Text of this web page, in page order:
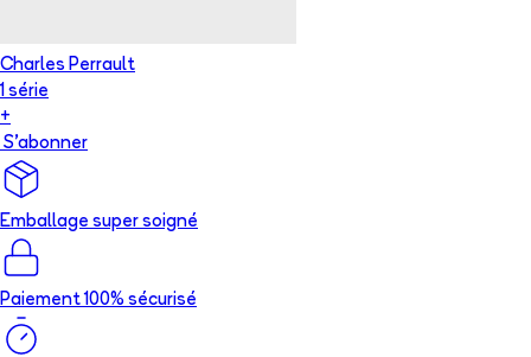
Charles Perrault
1 série
+
S'abonner
Emballage super soigné
Paiement 100% sécurisé